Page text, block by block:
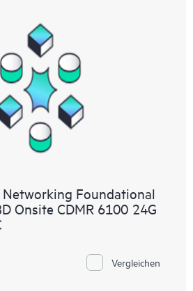
Networking Foundational
Onsite CDMR 6100 24G
Vergleichen